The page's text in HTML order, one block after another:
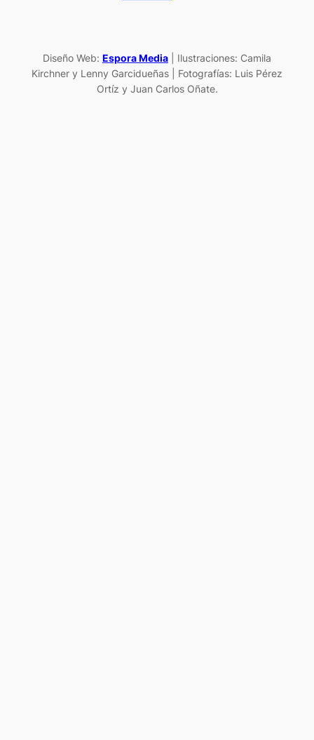
Diseño Web: Espora Media | Ilustraciones: Camila
Kirchner y Lenny Garcidueñas | Fotografías: Luis Pérez
Ortíz y Juan Carlos Oñate.